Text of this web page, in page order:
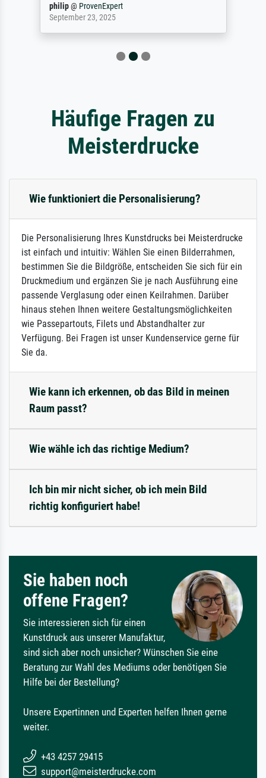
philip@ ProvenExpert
September 23, 2025
Häufige Fragen zu
Meisterdrucke
Wie funktioniert die Personalisierung?
Die Personalisierung Ihres Kunstdrucks bei Meisterdrucke
ist einfach und intuitiv: Wählen Sie einen Bilderrahmen,
bestimmen Sie die Bildgröße, entscheiden Sie sich für ein
Druckmedium und ergänzen Sie je nach Ausführung eine
passende Verglasung oder einen Keilrahmen. Darüber
hinaus stehen Ihnen weitere Gestaltungsmöglichkeiten
wie Passepartouts, Filets und Abstandhalter zur
Verfügung. Bei Fragen ist unser Kundenservice gerne für
Sie da.
Wie kann ich erkennen, ob das Bild in meinen
Raum passt?
Wie wähle ich das richtige Medium?
Ich bin mir nicht sicher, ob ich mein Bild
richtig konfiguriert habe!
Sie haben noch
offene Fragen?
Sie interessieren sich für einen
Kunstdruck aus unserer Manufaktur,
sind sich aber noch unsicher? Wünschen Sie eine
Beratung zur Wahl des Mediums oder benötigen Sie
Hilfe bei der Bestellung?
Unsere Expertinnen und Experten helfen Ihnen gerne
weiter.
+43 4257 29415
support@meisterdrucke.com